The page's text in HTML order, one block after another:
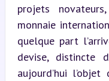
projets
monnaie
quelque part
devise, distincte
aujourd’hui